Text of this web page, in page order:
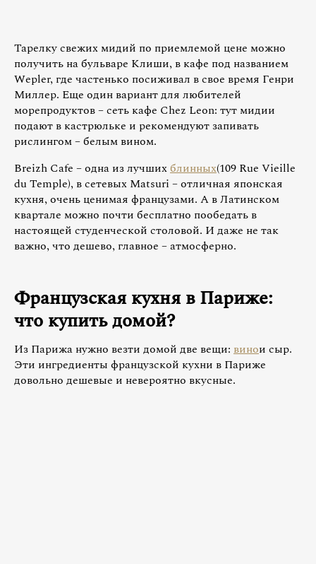
Тарелку свежих мидий по приемлемой цене можно
получить на бульваре Клиши, в кафе под названием
Wepler, где частенько посиживал в свое время Генри
Миллер. Еще один вариант для любителей
морепродуктов – сеть кафе Chez Leon: тут мидии
подают в кастрюльке и рекомендуют запивать
рислингом – белым вином.
Breizh Cafе – одна из лучшихблинных(109 Rue Vieille
du Temple), в сетевых Matsuri – отличная японская
кухня, очень ценимая французами. А в Латинском
квартале можно почти бесплатно пообедать в
настоящей студенческой столовой. И даже не так
важно, что дешево, главное – атмосферно.
Французская кухня в Париже:
что купить домой?
Из Парижа нужно везти домой две вещи: винои сыр.
Эти ингредиенты французской кухни в Париже
довольно дешевые и невероятно вкусные.